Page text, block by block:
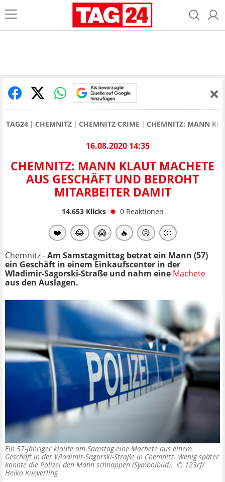
TAG24 CHEMNITZ CHEMNITZ CRIME CHEMNITZ: MANN
16.08.2020 14:35
CHEMNITZ: MANN KLAUT MACHETE
AUS GESCHÄFT UND BEDROHT
MITARBEITER DAMIT
14.653Klicks 0 Reaktionen
❤️ 😂 😱 🔥 😥 👏
Chemnitz -Am Samstagmittag betrat ein Mann (57)
ein Geschäft in einem Einkaufscenter in der
Wladimir-Sagorski-Straße und nahm eine Machete
aus den Auslagen.
Ein 57-Jähriger klaute am Samstag eine Machete aus einem
Geschäft in der Wladimir-Sagorski-Straße in Chemnitz. Wenig später
konnte die Polizei den Mann schnappen (Symbolbild). © 123rf/
Heiko Kueverling